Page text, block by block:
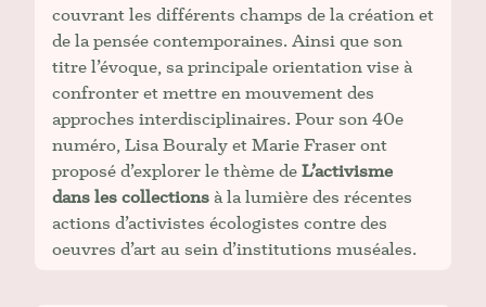
couvrant les différents champs de la création et
de la pensée contemporaines. Ainsi que son
titre l’évoque, sa principale orientation vise à
confronter et mettre en mouvement des
approches interdisciplinaires. Pour son 40e
numéro, Lisa Bouraly et Marie Fraser ont
proposé d’explorer le thème de L’activisme
dans les collections à la lumière des récentes
actions d’activistes écologistes contre des
oeuvres d’art au sein d’institutions muséales.